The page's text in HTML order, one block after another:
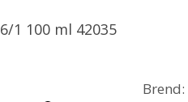
1 100 ml 42035
Brend: